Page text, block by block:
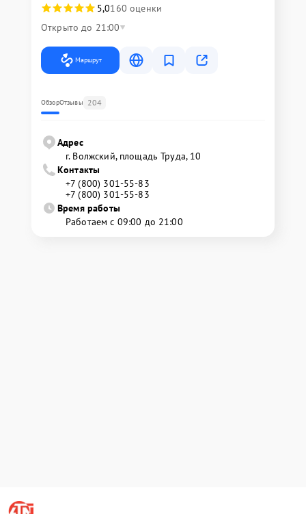
5,0160 оценки
Открыто до 21:00
Маршрут
ОбзорОтзывы 204
Адрес
г. Волжский, площадь Труда, 10
Контакты
+7 (800) 301-55-83
+7 (800) 301-55-83
Время работы
Работаем с 09:00 до 21:00